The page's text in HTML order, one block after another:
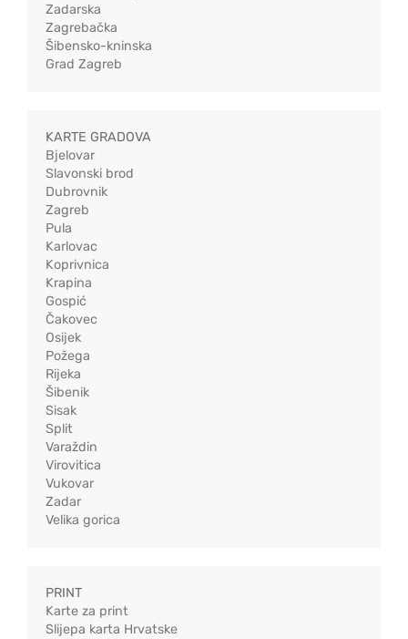
Zadarska
Zagrebačka
Šibensko-kninska
Grad Zagreb
KARTE GRADOVA
Bjelovar
Slavonski brod
Dubrovnik
Zagreb
Pula
Karlovac
Koprivnica
Krapina
Gospić
Čakovec
Osijek
Požega
Rijeka
Šibenik
Sisak
Split
Varaždin
Virovitica
Vukovar
Zadar
Velika gorica
PRINT
Karte za print
Slijepa karta Hrvatske